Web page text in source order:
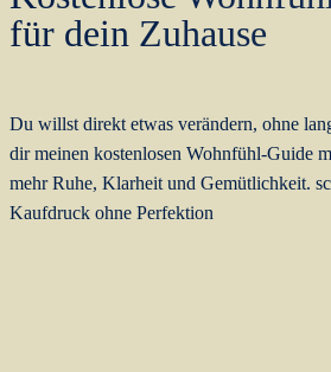
für dein Zuhause
Du willst direkt etwas verändern, ohne
dir meinen kostenlosen Wohnfühl-Guide
mehr Ruhe, Klarheit und Gemütlichkeit.
Kaufdruck ohne Perfektion